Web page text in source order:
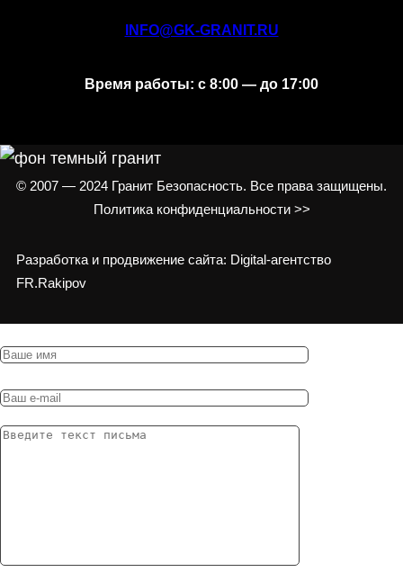
INFO@GK-GRANIT.RU
Время работы: с 8:00 — до 17:00
© 2007 — 2024 Гранит Безопасность. Все права защищены.
Политика конфиденциальности >>
Разработка и продвижение сайта: Digital-агентство
FR.Rakipov